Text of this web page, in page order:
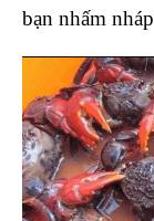
bạn nhấm